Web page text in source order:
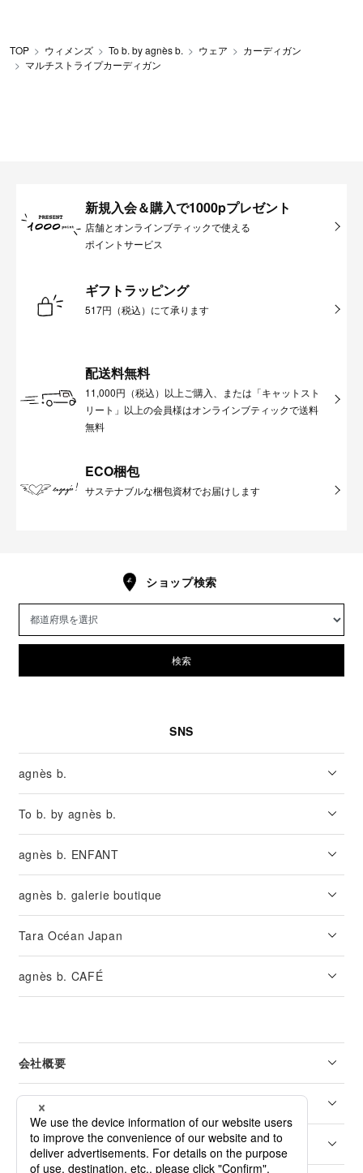
TOP ウィメンズ To b. by agnès b. ウェア
カーディガン
マルチストライプカーディガン
新規入会＆購入で1000pプレゼント
店舗とオンラインブティックで使える
ポイントサービス
ギフトラッピング
517円（税込）にて承ります
配送料無料
11,000円（税込）以上ご購入、または「キャットスト
リート」以上の会員様はオンラインブティックで送料
無料
ECO梱包
サステナブルな梱包資材でお届けします
ショップ検索
検索
SNS
agnès b.
To b. by agnès b.
agnès b. ENFANT
agnès b. galerie boutique
Tara Océan Japan
agnès b. CAFÉ
会社概要
リーガル
カスタマーサービス